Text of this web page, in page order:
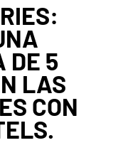
DE 5
LAS
CON